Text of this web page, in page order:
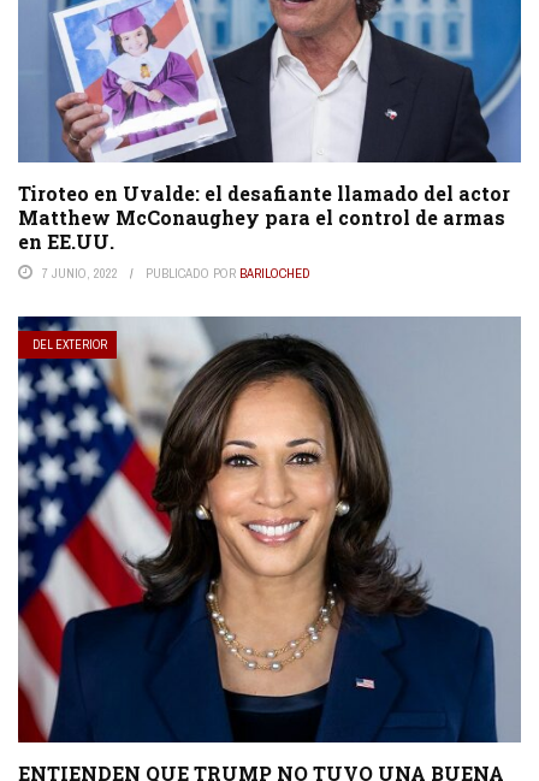
Tiroteo en Uvalde: el desafiante llamado del actor
Matthew McConaughey para el control de armas
en EE.UU.
7 JUNIO, 2022 PUBLICADO POR BARILOCHED
DEL EXTERIOR
ENTIENDEN QUE TRUMP NO TUVO UNA BUENA